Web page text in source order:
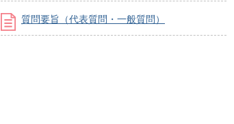
質問要旨（代表質問・一般質問）